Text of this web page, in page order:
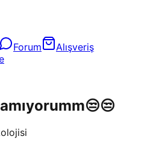
Forum
Alışveriş